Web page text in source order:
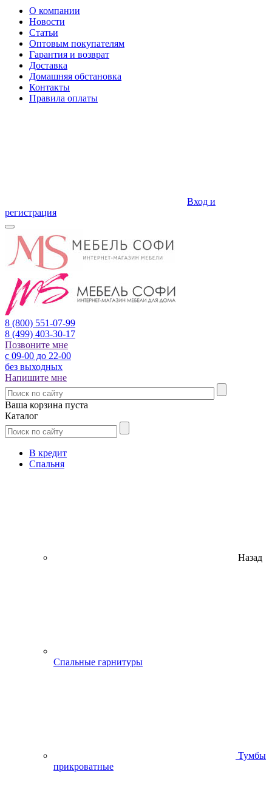
О компании
Новости
Статьи
Оптовым покупателям
Гарантия и возврат
Доставка
Домашняя обстановка
Контакты
Правила оплаты
Вход и
регистрация
8 (800) 551-07-99
8 (499) 403-30-17
Позвоните мне
с 09-00 до 22-00
без выходных
Напишите мне
Ваша корзина пуста
Каталог
В кредит
Спальня
Назад
Спальные гарнитуры
Тумбы
прикроватные